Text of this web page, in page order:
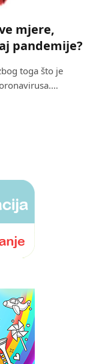
mjere,
pandemije?
toga što je